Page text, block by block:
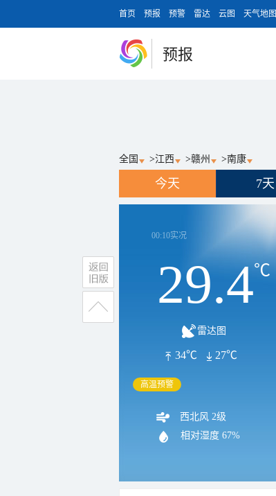
首页 预报 预警 雷达 云图 天气地图
预报
全国 >江西 >赣州 >南康
今天 7天
00:10实况
29.4℃
雷达图
34℃ 27℃
高温预警
西北风 2级
相对湿度 67%